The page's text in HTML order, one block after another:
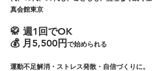
真会館東京​
🥋 週1回でOK
💰 月5,500円で始められる
運動不足解消・ストレス発散・自信づくりに。